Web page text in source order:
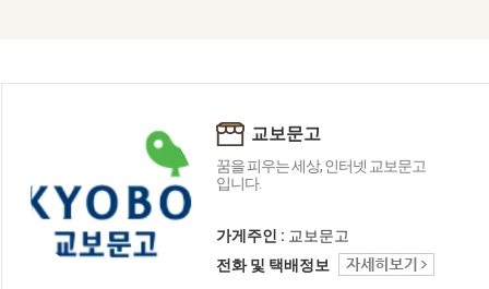
교보문고
꿈을 피우는 세상, 인터넷 교보문고
입니다.
가게주인 : 교보문고
전화 및 택배정보